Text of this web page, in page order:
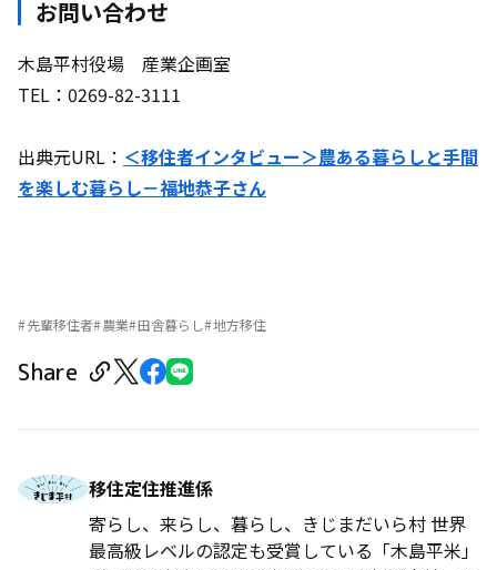
お問い合わせ
木島平村役場 産業企画室
TEL：0269-82-3111
出典元URL： ＜移住者インタビュー＞農ある暮らしと手間
を楽しむ暮らし－福地恭子さん
先輩移住者 農業 田舎暮らし 地方移住
Share
移住定住推進係
寄らし、来らし、暮らし、きじまだいら村 世界
最高級レベルの認定も受賞している「木島平米」